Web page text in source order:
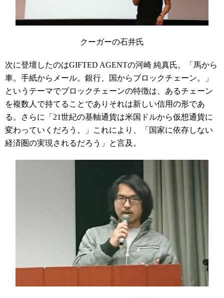
クーガーの石井氏
次に登壇したのはGIFTED AGENTの河崎 純真氏。「馬から
車。手紙からメール。銀行、国からブロックチェーン。」
というテーマでブロックチェーンの特徴は、あるチェーン
を複数人で持てることでありそれは新しい信用の形であ
る。さらに「21世紀の基軸通貨は米国ドルから仮想通貨に
変わっていくだろう。」これにより、「国家に依存しない
経済圏の実現されるだろう」と言及。